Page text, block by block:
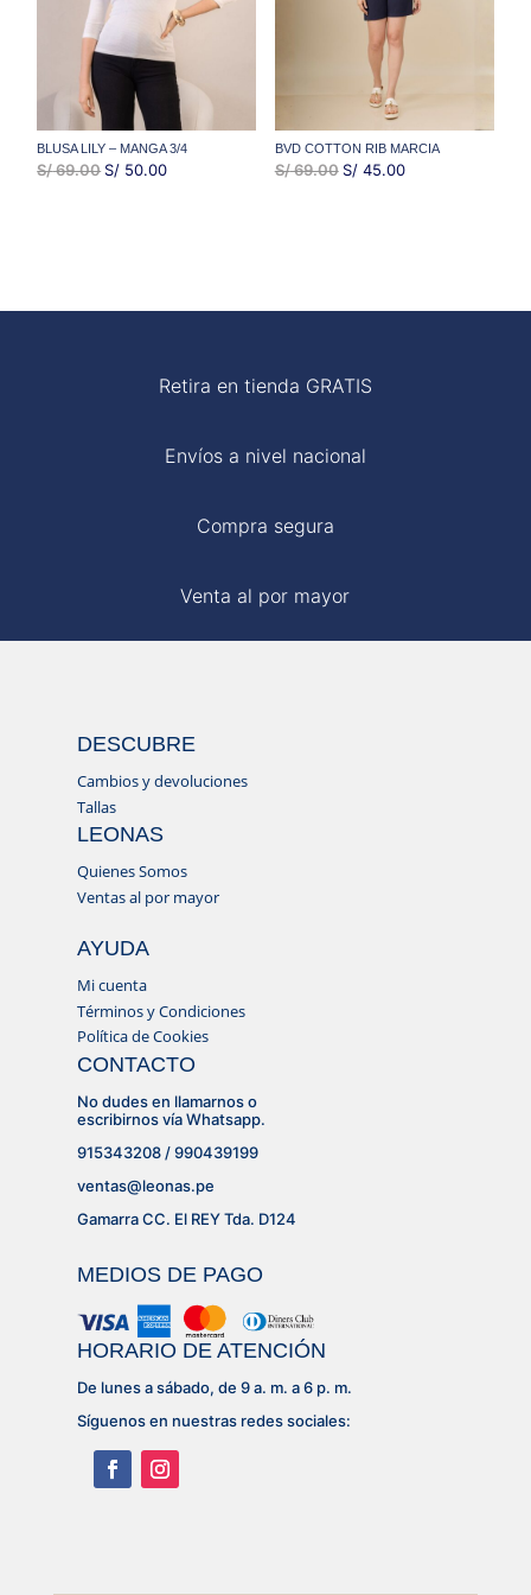
BLUSA LILY – MANGA 3/4
S/69.00 EL
S/ 50.00EL
BVD COTTON RIB MARCIA
S/69.00 EL
S/45.00EL
Retira en tienda GRATIS
Envíos a nivel nacional
Compra segura
Venta al por mayor
DESCUBRE
Cambios y devoluciones
Tallas
LEONAS
Quienes Somos
Ventas al por mayor
AYUDA
Mi cuenta
Términos y Condiciones
Política de Cookies
CONTACTO
No dudes en llamarnos o
escribirnos vía Whatsapp.
915343208 / 990439199
ventas@leonas.pe
Gamarra CC. El REY Tda. D124
MEDIOS DE PAGO
HORARIO DE ATENCIÓN
De lunes a sábado, de 9 a. m. a 6 p. m.
Síguenos en nuestras redes sociales: